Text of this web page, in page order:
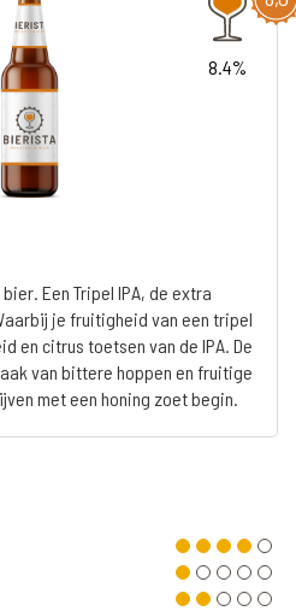
8.4%
Een Tripel IPA, de extra
je fruitigheid van een tripel
en citrus toetsen van de IPA. De
van bittere hoppen en fruitige
met een honing zoet begin.